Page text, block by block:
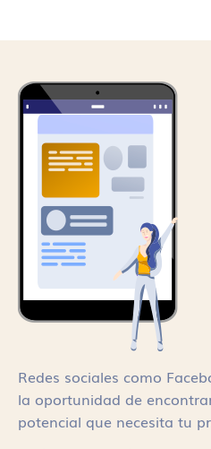
Redes sociales como
la oportunidad de
potencial que necesita tu